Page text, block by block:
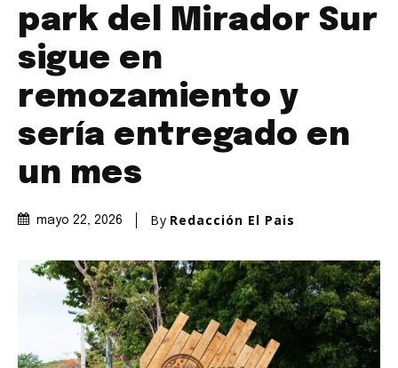
park del Mirador Sur
sigue en
remozamiento y
sería entregado en
un mes
mayo 22, 2026 By Redacción El Pais